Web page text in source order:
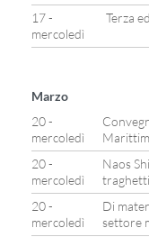
17 -
mercoledì
Terza
Marzo
20 -
mercoledì
20 -
mercoledì
Naos
traghetti
20 -
mercoledì
Di
settore